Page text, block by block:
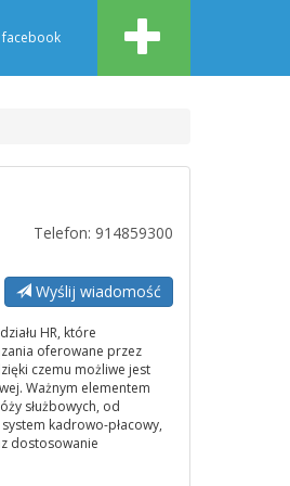
Telefon: 914859300
Wyślij wiadomość
HR, które
oferowane przez
czemu możliwe jest
Ważnym elementem
służbowych, od
kadrowo-płacowy,
dostosowanie